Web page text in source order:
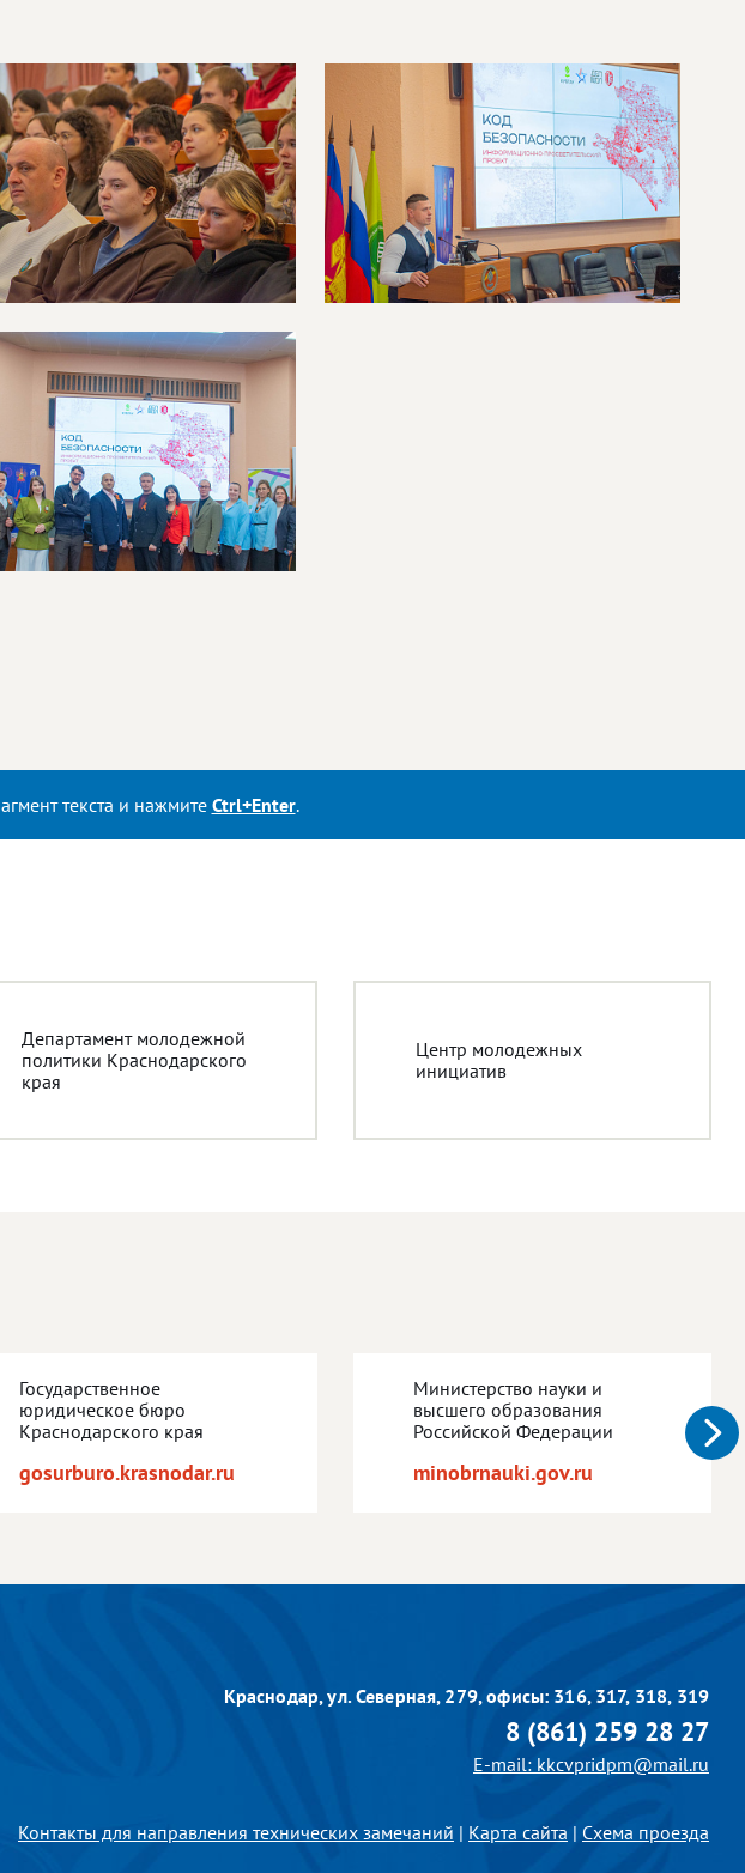
текста и нажмитеCtrl+Enter.
Департамент молодежной
политики Краснодарского
края
Центр молодежных
инициатив
Государственное
юридическое бюро
Краснодарского края
gosurburo.krasnodar.ru
Министерство науки и
высшего образования
Российской Федерации
minobrnauki.gov.ru
Краснодар, ул. Северная, 279,офисы: 316, 317, 318, 319
8 (861) 259 28 27
E-mail: kkcvpridpm@mail.ru
Контакты для направления технических замечаний | Карта сайта | Схема проезда